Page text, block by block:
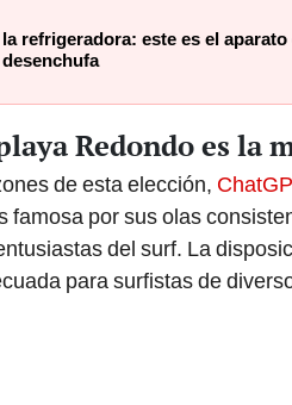
refrigeradora: este es el aparato
Redondo es la
de esta elección,
famosa por sus olas
del surf. La
para surfistas de